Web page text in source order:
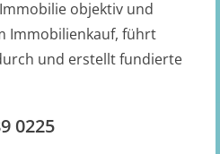
objektiv und
Immobilienkauf, führt
und erstellt fundierte
0225